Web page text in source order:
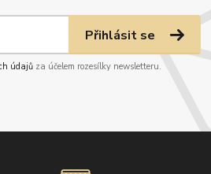
Přihlásit se
údajůza účelem rozesílky newsletteru.